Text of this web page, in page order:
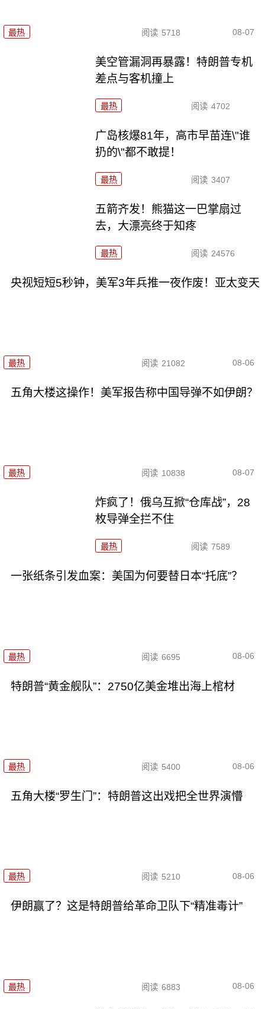
最热 阅读 5718 08-07
美空管漏洞再暴露！特朗普专机
差点与客机撞上
最热 阅读 4702
广岛核爆81年，高市早苗连\"谁
扔的\"都不敢提！
最热 阅读 3407
五箭齐发！熊猫这一巴掌扇过
去，大漂亮终于知疼
最热 阅读 24576
央视短短5秒钟，美军3年兵推一夜作废！亚太变天
最热 阅读 21082 08-06
五角大楼这操作！美军报告称中国导弹不如伊朗？
最热 阅读 10838 08-07
炸疯了！俄乌互掀“仓库战”，28
枚导弹全拦不住
最热 阅读 7589
一张纸条引发血案：美国为何要替日本“托底”？
最热 阅读 6695 08-06
特朗普“黄金舰队”：2750亿美金堆出海上棺材
最热 阅读 5400 08-06
五角大楼“罗生门”：特朗普这出戏把全世界演懵
最热 阅读 5210 08-06
伊朗赢了？这是特朗普给革命卫队下“精准毒计”
最热 阅读 6883 08-06